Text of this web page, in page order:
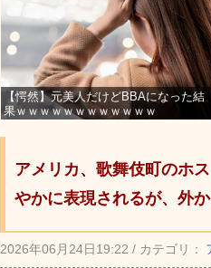
【愕然】元美人だけどBBAになった結
果ｗｗｗｗｗｗｗｗｗｗｗｗ
アメリカ、歌舞伎町のホ
やかに表現されるが、外
2026年06月24日19:22 / カテゴリ：